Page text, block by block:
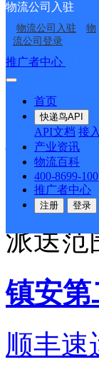
物流公司入驻
物流公司入驻
物
流公司登录
推广者中心
首页
快递鸟API
API文档 接
产业资讯
物流百科
400-8699-100
推广者中心
注册 登录
局，宏
隆路，
详情
镇安县
圆通速
派送范
镇安第
顺丰速